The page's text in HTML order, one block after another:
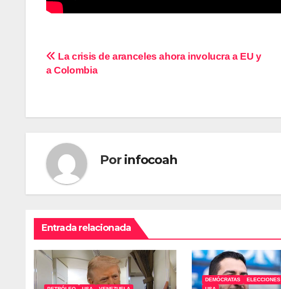
Navegación
La crisis de aranceles ahora involucra a EU y
a Colombia
Por infocoah
Entrada relacionada
DEMÓCRATAS ELECCIONES